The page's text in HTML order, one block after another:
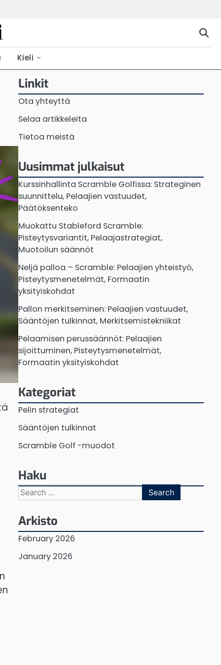
Kieli
Linkit
Ota yhteyttä
Selaa artikkeleita
Tietoa meistä
Uusimmat julkaisut
Kurssinhallinta Scramble Golfissa: Strateginen
suunnittelu, Pelaajien vastuudet,
Päätöksenteko
Muokattu Stableford Scramble:
Pisteytysvariantit, Pelaajastrategiat,
Muotoilun säännöt
Neljä palloa – Scramble: Pelaajien yhteistyö,
Pisteytysmenetelmät, Formaatin
yksityiskohdat
Pallon merkitseminen: Pelaajien vastuudet,
Sääntöjen tulkinnat, Merkitsemistekniikat
Pelaamisen perussäännöt: Pelaajien
sijoittuminen, Pisteytysmenetelmät,
Formaatin yksityiskohdat
Kategoriat
Pelin strategiat
Sääntöjen tulkinnat
Scramble Golf -muodot
Haku
Search
for:
Arkisto
February 2026
January 2026